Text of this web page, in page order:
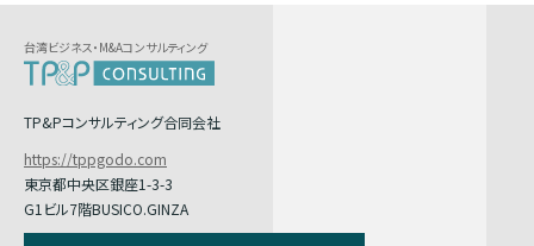
台湾ビジネス・M&Aコンサルティング
TP&Pコンサルティング合同会社
https://tppgodo.com
東京都中央区銀座1-3-3
G1ビル7階BUSICO.GINZA